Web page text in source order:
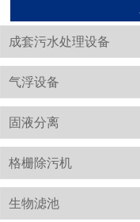
成套污水处理设备
气浮设备
固液分离
格栅除污机
生物滤池